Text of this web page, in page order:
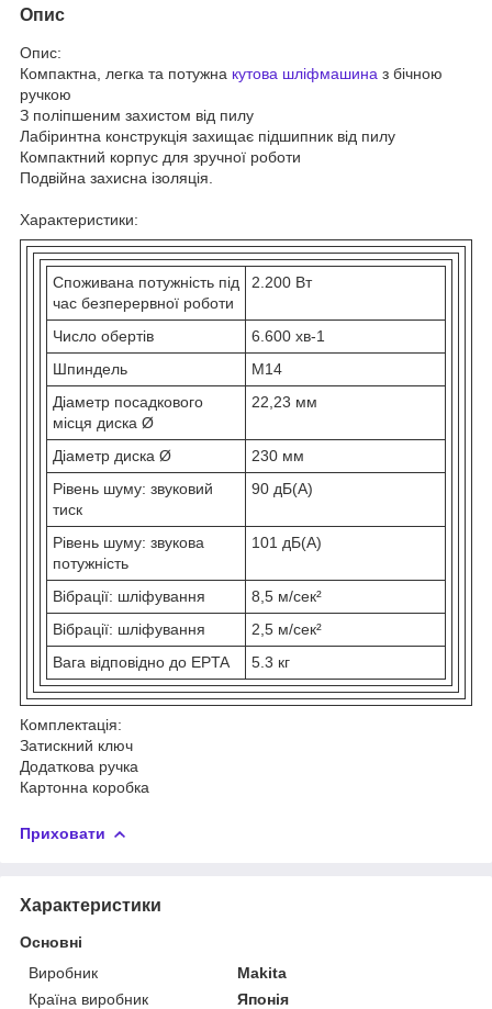
Опис
Опис:
Компактна, легка та потужна кутова шліфмашина з бічною
ручкою
З поліпшеним захистом від пилу
Лабіринтна конструкція захищає підшипник від пилу
Компактний корпус для зручної роботи
Подвійна захисна ізоляція.
Характеристики:
Споживана потужність під
час безперервної роботи
2.200 Вт
Число обертів 6.600 хв-1
Шпиндель
M14
Діаметр посадкового
місця диска Ø
22,23 мм
Діаметр диска Ø
230 мм
Рівень шуму: звуковий
тиск
90 дБ(А)
Рівень шуму: звукова
потужність
101 дБ(А)
Вібрації: шліфування
8,5 м/сек²
Вібрації: шліфування
2,5 м/сек²
Вага відповідно до EPTA
5.3 кг
Комплектація:
Затискний ключ
Додаткова ручка
Картонна коробка
Приховати
Характеристики
Основні
Виробник
Makita
Країна виробник
Японія